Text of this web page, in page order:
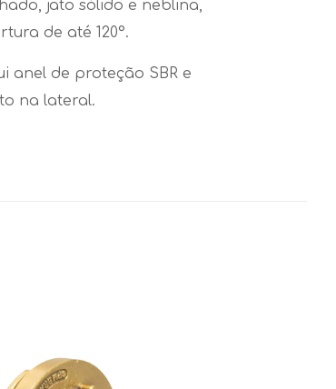
jato sólido e neblina,
de até 120°.
anel de proteção SBR e
na lateral.